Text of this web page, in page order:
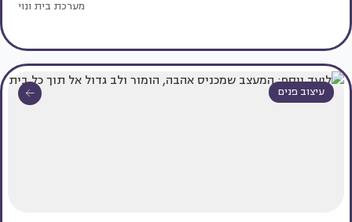
מערכת בית ונוי
עיצוב פנים